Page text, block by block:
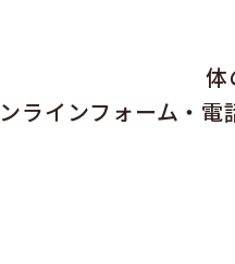
体
ラインフォーム・